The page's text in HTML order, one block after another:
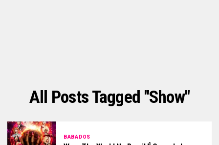
All Posts Tagged "show"
BABADOS